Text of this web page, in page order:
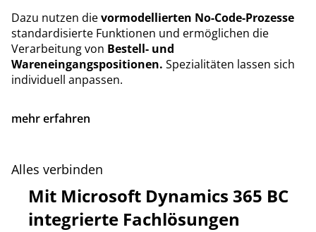
Dazu nutzen dievormodellierten No-Code-Prozesse
standardisierte Funktionen und ermöglichen die
Verarbeitung von Bestell- und
Wareneingangspositionen. Spezialitäten lassen sich
individuell anpassen.
mehr erfahren
Alles verbinden
Mit Microsoft Dynamics 365 BC
integrierte Fachlösungen